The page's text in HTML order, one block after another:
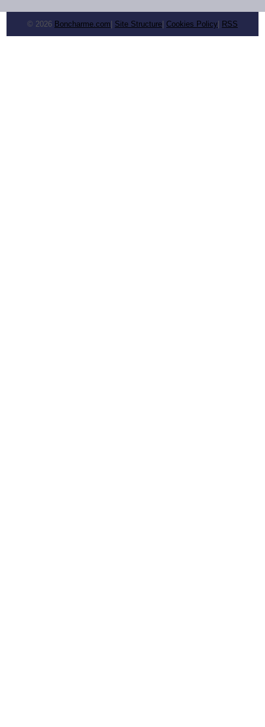
© 2026 Boncharme.com Site Structure Cookies Policy RSS